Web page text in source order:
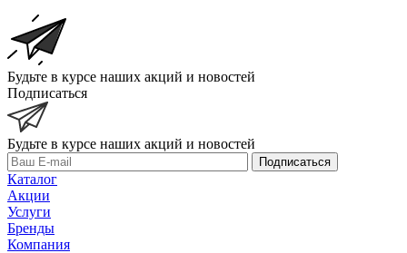
Будьте в курсе наших акций и новостей
Подписаться
Будьте в курсе наших акций и новостей
Подписаться
Каталог
Акции
Услуги
Бренды
Компания